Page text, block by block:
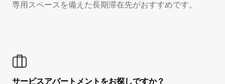
専用スペースを備えた長期滞在先がおすすめです。
サービスアパートメントをお探しですか？